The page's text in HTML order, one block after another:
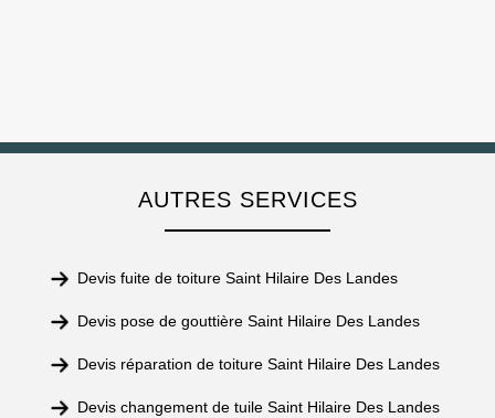
AUTRES SERVICES
Devis fuite de toiture Saint Hilaire Des Landes
Devis pose de gouttière Saint Hilaire Des Landes
Devis réparation de toiture Saint Hilaire Des Landes
Devis changement de tuile Saint Hilaire Des Landes